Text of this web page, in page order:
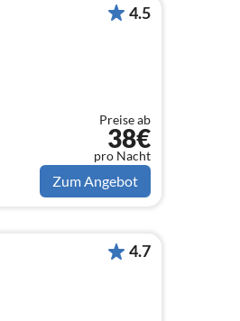
4.5
Preise ab
38€
pro Nacht
Zum Angebot
4.7